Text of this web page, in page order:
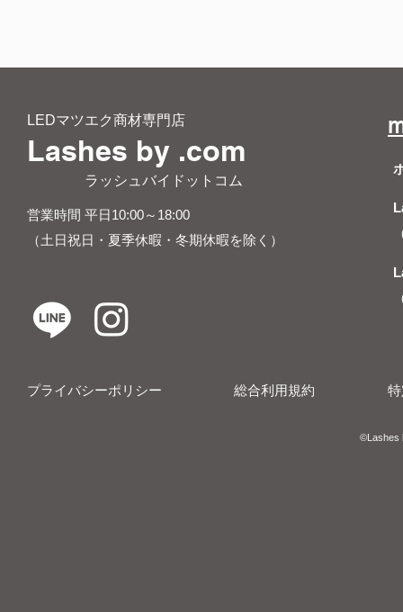
LEDマツエク商材専門店
Lashes by .com
​ ラッシュバイドットコム
営業時間 平日10:00～18:00
（土日祝日・夏季休暇・冬期休暇を除く）
プライバシーポリシー 総合利用規約
​​©︎Lashes